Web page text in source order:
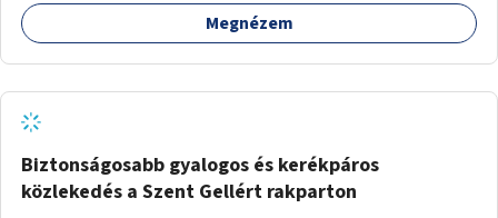
Megnézem
Biztonságosabb gyalogos és kerékpáros
közlekedés a Szent Gellért rakparton